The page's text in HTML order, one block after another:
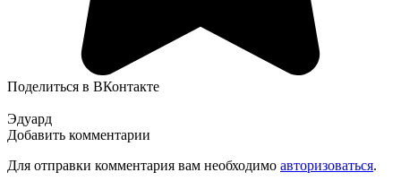
Поделиться в ВКонтакте
Эдуард
Добавить комментарии
Для отправки комментария вам необходимо авторизоваться.